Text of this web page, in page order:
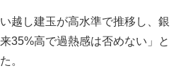
越し建玉が高水準で推移し、銀
35%高で過熱感は否めない」と
。